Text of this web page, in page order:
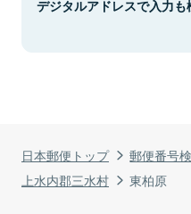
日本郵便トップ 郵便番号
上水内郡三水村
東柏原
デジタルアドレスで入力も